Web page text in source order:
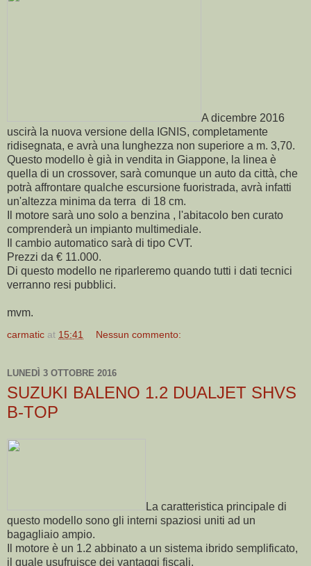
A dicembre 2016
uscirà la nuova versione della IGNIS, completamente
ridisegnata, e avrà una lunghezza non superiore a m. 3,70.
Questo modello è già in vendita in Giappone, la linea è
quella di un crossover, sarà comunque un auto da città, che
potrà affrontare qualche escursione fuoristrada, avrà infatti
un'altezza minima da terra di 18 cm.
Il motore sarà uno solo a benzina , l'abitacolo ben curato
comprenderà un impianto multimediale.
Il cambio automatico sarà di tipo CVT.
Prezzi da € 11.000.
Di questo modello ne riparleremo quando tutti i dati tecnici
verranno resi pubblici.
mvm.
carmatic at 15:41 Nessun commento:
LUNEDÌ 3 OTTOBRE 2016
SUZUKI BALENO 1.2 DUALJET SHVS
B-TOP
La caratteristica principale di
questo modello sono gli interni spaziosi uniti ad un
bagagliaio ampio.
Il motore è un 1.2 abbinato a un sistema ibrido semplificato,
il quale usufruisce dei vantaggi fiscali.